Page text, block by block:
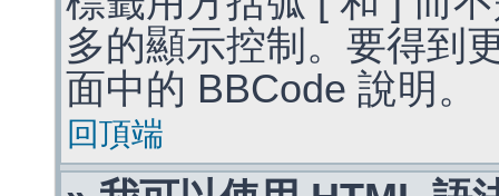
多的顯示控制。要得到
面中的 BBCode 說明。
回頂端